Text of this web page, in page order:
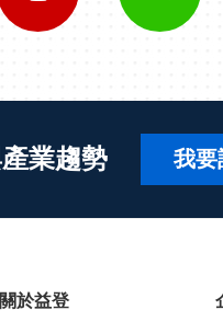
業趨勢 我要
關於益登